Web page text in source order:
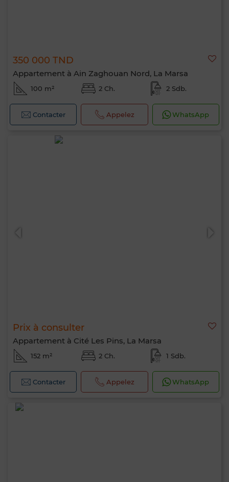
350 000 TND
Appartement à Ain Zaghouan Nord, La Marsa
100 m² 2 Ch. 2 Sdb.
Contacter Appelez WhatsApp
Prix à consulter
Appartement à Cité Les Pins, La Marsa
152 m² 2 Ch. 1 Sdb.
Contacter Appelez WhatsApp